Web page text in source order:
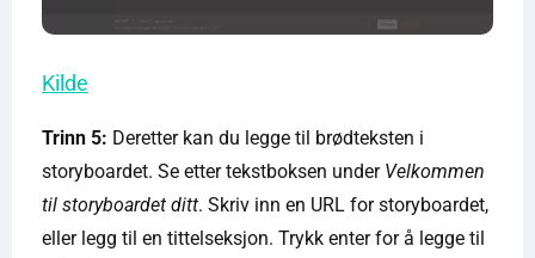
Kilde
Trinn 5: Deretter kan du legge til brødteksten i
storyboardet. Se etter tekstboksen under Velkommen
til storyboardet ditt. Skriv inn en URL for storyboardet,
eller legg til en tittelseksjon. Trykk enter for å legge til